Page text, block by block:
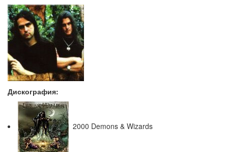
Дискография:
2000 Demons & Wizards